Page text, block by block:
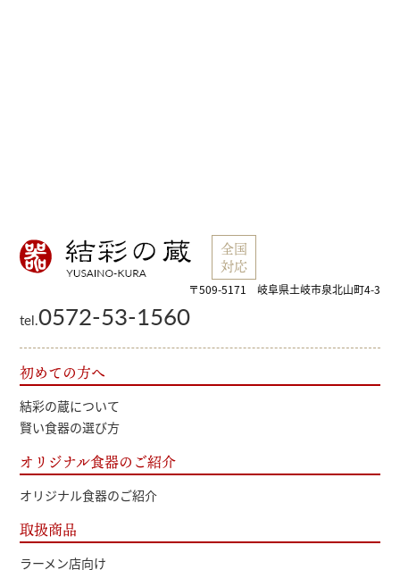
全国
対応
〒509-5171 岐阜県土岐市泉北山町4-3
tel.0572-53-1560
初めての方へ
結彩の蔵について
賢い食器の選び方
オリジナル食器のご紹介
オリジナル食器のご紹介
取扱商品
ラーメン店向け